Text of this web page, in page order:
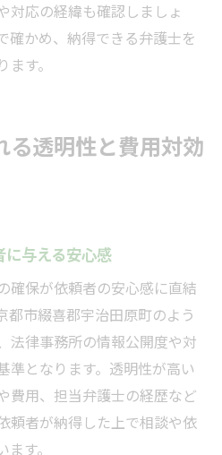
対応の経緯も確認しましょ
確かめ、納得できる弁護士を
す。
る透明性と費用対効
与える安心感
確保が依頼者の安心感に直結
都市綴喜郡宇治田原町のよう
法律事務所の情報公開度や対
準となります。透明性が高い
費用、担当弁護士の経歴など
頼者が納得した上で相談や依